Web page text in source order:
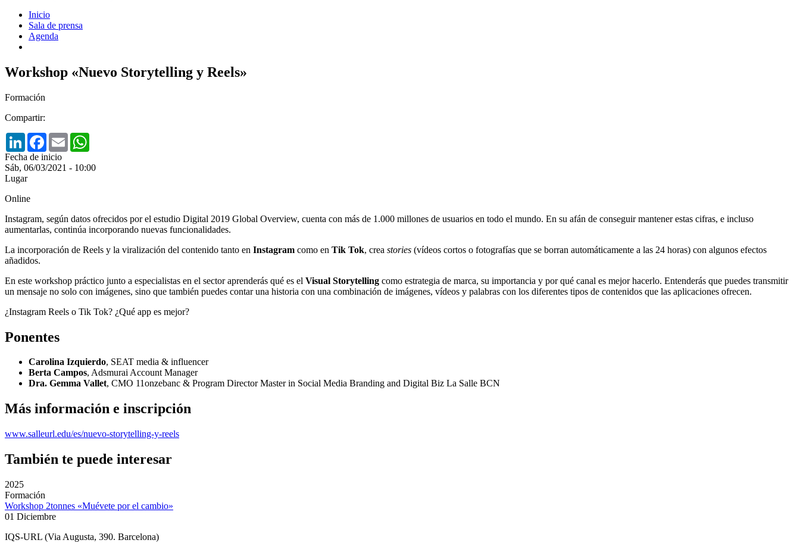
Inicio
Sala de prensa
Agenda
Workshop «Nuevo Storytelling y Reels»
Formación
Compartir:
LinkedInFacebook
Email
Fecha de inicio
Sáb, 06/03/2021 - 10:00
Lugar
Online
Instagram, según datos ofrecidos por el estudio Digital 2019 Global Overview, cuenta con más de 1.000 millones de usuarios en todo el mundo. En su afán de conseguir mantener estas cifras, e incluso
aumentarlas, continúa incorporando nuevas funcionalidades.
La incorporación de Reels y la viralización del contenido tanto en Instagram como en Tik Tok, crea stories (vídeos cortos o fotografías que se borran automáticamente a las 24 horas) con algunos efectos
añadidos.
En este workshop práctico junto a especialistas en el sector aprenderás qué es el Visual Storytelling como estrategia de marca, su importancia y por qué canal es mejor hacerlo. Entenderás que puedes transmitir
un mensaje no solo con imágenes, sino que también puedes contar una historia con una combinación de imágenes, vídeos y palabras con los diferentes tipos de contenidos que las aplicaciones ofrecen.
¿Instagram Reels o Tik Tok? ¿Qué app es mejor?
Ponentes
Carolina Izquierdo, SEAT media & influencer
Berta Campos, Adsmurai Account Manager
Dra. Gemma Vallet, CMO 11onzebanc & Program Director Master in Social Media Branding and Digital Biz La Salle BCN
Más información e inscripción
www.salleurl.edu/es/nuevo-storytelling-y-reels
También te puede interesar
2025
Formación
Workshop 2tonnes «Muévete por el cambio»
01 Diciembre
IQS-URL (Via Augusta, 390. Barcelona)